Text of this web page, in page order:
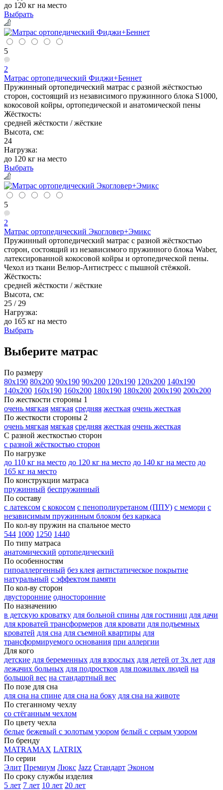
до 120 кг на место
Выбрать
5
2
Матрас ортопедический Фиджи+Беннет
Пружинный ортопедический матрас с разной жёсткостью
сторон, состоящий из независимого пружинного блока S1000,
кокосовой койры, ортопедической и анатомической пены
Жёсткость:
средней жёсткости / жёсткие
Высота, см:
24
Нагрузка:
до 120 кг на место
Выбрать
5
2
Матрас ортопедический Экогловер+Эмикс
Пружинный ортопедический матрас с разной жёсткостью
сторон, состоящий из независимого пружинного блока Waber,
латексированной кокосовой койры и ортопедической пены.
Чехол из ткани Велюр-Антистресс с пышной стёжкой.
Жёсткость:
средней жёсткости / жёсткие
Высота, см:
25 / 29
Нагрузка:
до 165 кг на место
Выбрать
Выберите матрас
По размеру
80х190 80х200 90х190 90х200 120х190 120х200 140х190
140х200 160х190 160х200 180х190 180х200 200х190 200х200
По жесткости стороны 1
очень мягкая мягкая средняя жесткая очень жесткая
По жесткости стороны 2
очень мягкая мягкая средняя жесткая очень жесткая
С разной жесткостью сторон
с разной жёсткостью сторон
По нагрузке
до 110 кг на место до 120 кг на место до 140 кг на место до
165 кг на место
По конструкции матраса
пружинный беспружинный
По составу
с латексом с кокосом с пенополиуретаном (ППУ) с мемори с
независимым пружинным блоком без каркаса
По кол-ву пружин на спальное место
544 1000 1250 1440
По типу матраса
анатомический ортопедический
По особенностям
гипоаллергенный без клея антистатическое покрытие
натуральный с эффектом памяти
По кол-ву сторон
двусторонние односторонние
По назначению
в детскую кроватку для больной спины для гостиниц для дачи
для кроватей трансформеров для кровати для подъемных
кроватей для сна для съемной квартиры для
трансформируемого основания при аллергии
Для кого
детские для беременных для взрослых для детей от 3х лет для
лежачих больных для подростков для пожилых людей на
большой вес на стандартный вес
По позе для сна
для сна на спине для сна на боку для сна на животе
По стеганному чехлу
со стёганным чехлом
По цвету чехла
белые бежевый с золотым узором белый с серым узором
По бренду
MATRAMAX LATRIX
По серии
Элит Премиум Люкс Jazz Стандарт Эконом
По сроку службы изделия
5 лет 7 лет 10 лет 20 лет